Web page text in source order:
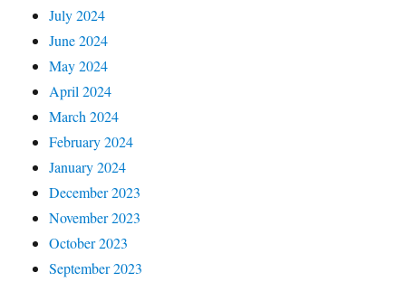
July 2024
June 2024
May 2024
April 2024
March 2024
February 2024
January 2024
December 2023
November 2023
October 2023
September 2023